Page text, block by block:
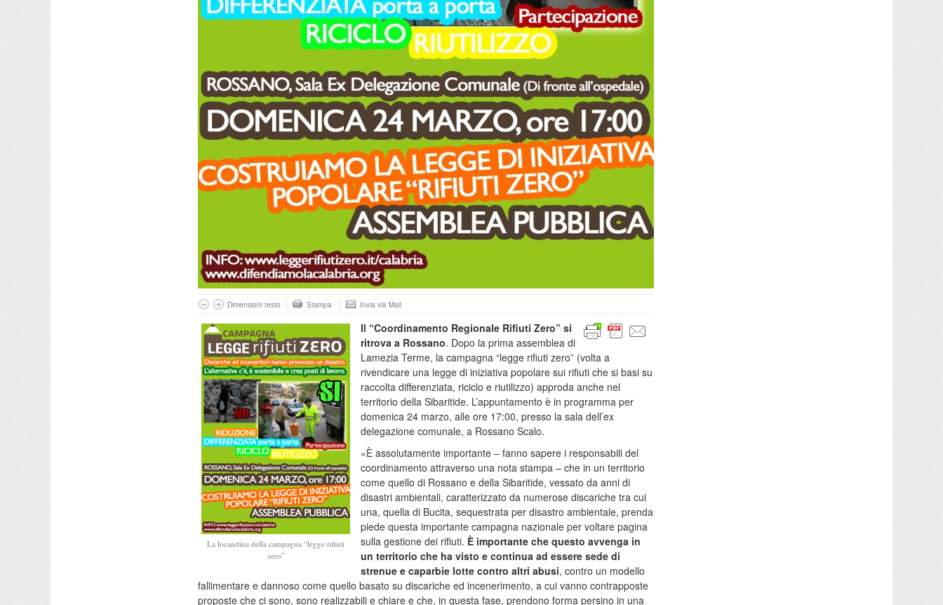
Dimensioni testo Stampa Invia via Mail
La locandina della campagna “legge rifiuti
zero”
Il “Coordinamento Regionale Rifiuti Zero” si
ritrova a Rossano. Dopo la prima assemblea di
Lamezia Terme, la campagna “legge rifiuti zero” (volta a
rivendicare una legge di iniziativa popolare sui rifiuti che si basi su
raccolta differenziata, riciclo e riutilizzo) approda anche nel
territorio della Sibaritide. L’appuntamento è in programma per
domenica 24 marzo, alle ore 17:00, presso la sala dell’ex
delegazione comunale, a Rossano Scalo.
«È assolutamente importante – fanno sapere i responsabili del
coordinamento attraverso una nota stampa – che in un territorio
come quello di Rossano e della Sibaritide, vessato da anni di
disastri ambientali, caratterizzato da numerose discariche tra cui
una, quella di Bucita, sequestrata per disastro ambientale, prenda
piede questa importante campagna nazionale per voltare pagina
sulla gestione dei rifiuti. È importante che questo avvenga in
un territorio che ha visto e continua ad essere sede di
strenue e caparbie lotte contro altri abusi, contro un modello
fallimentare e dannoso come quello basato su discariche ed incenerimento, a cui vanno contrapposte
proposte che ci sono, sono realizzabili e chiare e che, in questa fase, prendono forma persino in una